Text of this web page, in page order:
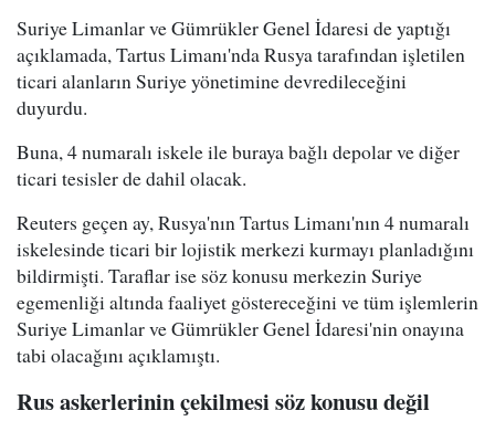
Suriye Limanlar ve Gümrükler Genel İdaresi de yaptığı
açıklamada, Tartus Limanı'nda Rusya tarafından işletilen
ticari alanların Suriye yönetimine devredileceğini
duyurdu.
Buna, 4 numaralı iskele ile buraya bağlı depolar ve diğer
ticari tesisler de dahil olacak.
Reuters geçen ay, Rusya'nın Tartus Limanı'nın 4 numaralı
iskelesinde ticari bir lojistik merkezi kurmayı planladığını
bildirmişti. Taraflar ise söz konusu merkezin Suriye
egemenliği altında faaliyet göstereceğini ve tüm işlemlerin
Suriye Limanlar ve Gümrükler Genel İdaresi'nin onayına
tabi olacağını açıklamıştı.
Rus askerlerinin çekilmesi söz konusu değil